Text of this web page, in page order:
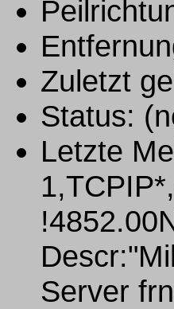
Zuletzt
Status:
Letzte
Server